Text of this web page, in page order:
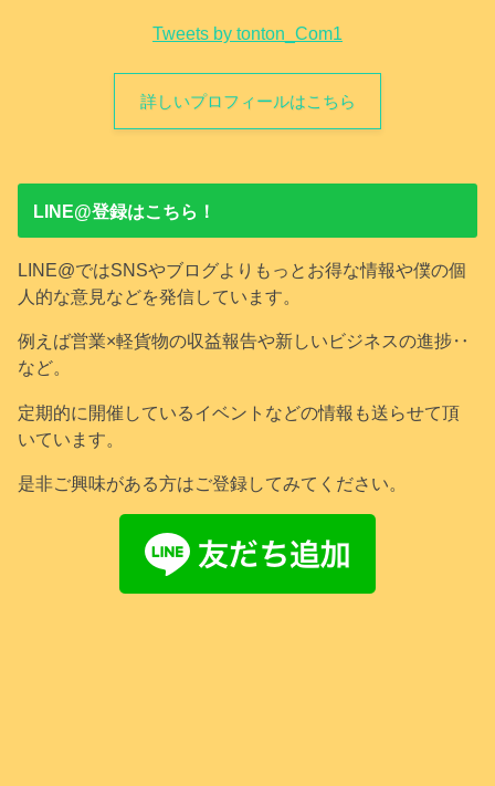
Tweets by tonton_Com1
詳しいプロフィールはこちら
LINE@登録はこちら！
LINE@ではSNSやブログよりもっとお得な情報や僕の個
人的な意見などを発信しています。
例えば営業×軽貨物の収益報告や新しいビジネスの進捗‥
など。
定期的に開催しているイベントなどの情報も送らせて頂
いています。
是非ご興味がある方はご登録してみてください。